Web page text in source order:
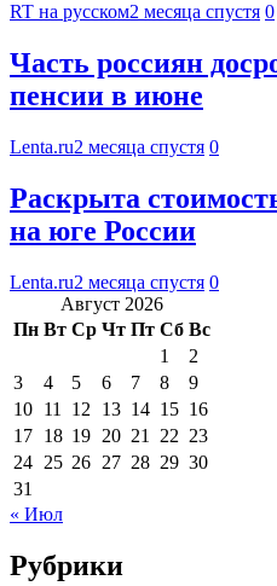
RT на русском2 месяца спустя 0
Часть россиян
пенсии в июне
Lenta.ru2 месяца спустя 0
Раскрыта
на юге России
Lenta.ru2 месяца спустя 0
Август 2026
Пн Вт Ср Чт Пт Сб Вс
1
2
3
4 5 6 7 8
9
10 11 12 13 14 15 16
17 18 19 20 21 22 23
24 25 26 27 28 29 30
31
« Июл
Рубрики